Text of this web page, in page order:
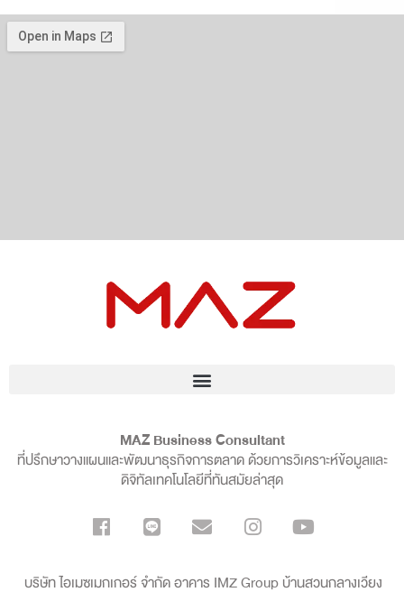
MAZ Business Consultant
ที่ปรึกษาวางแผนและพัฒนาธุรกิจการตลาด ด้วยการวิเคราะห์ข้อมูลและ
ดิจิทัลเทคโนโลยีที่ทันสมัยล่าสุด
บริษัท ไอเมซเมกเกอร์ จำกัด อาคาร IMZ Group บ้านสวนกลางเวียง